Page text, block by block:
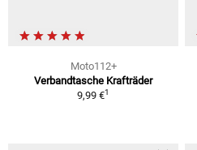
Moto112+
Verbandtasche Krafträder
9,99 €1